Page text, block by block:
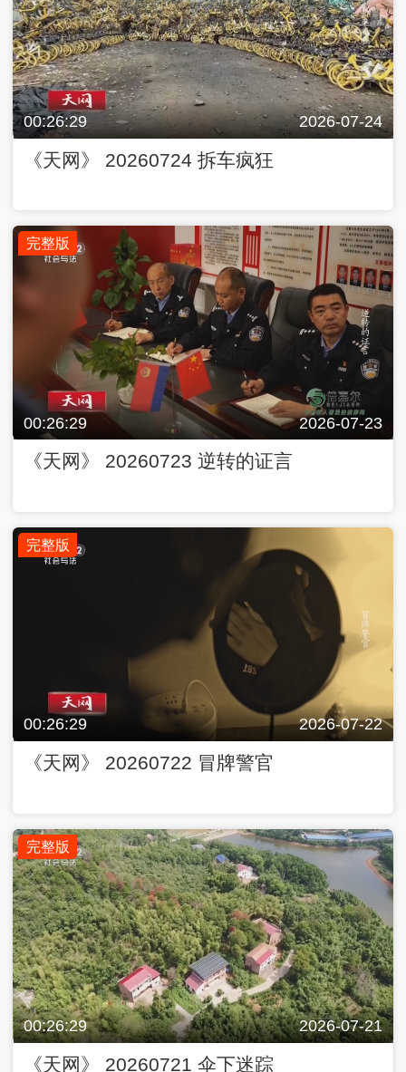
00:26:29 2026-07-24
《天网》 20260724 拆车疯狂
完整版
00:26:29 2026-07-23
《天网》 20260723 逆转的证言
完整版
00:26:29 2026-07-22
《天网》 20260722 冒牌警官
完整版
00:26:29 2026-07-21
《天网》 20260721 伞下迷踪